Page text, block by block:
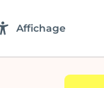
Affichage